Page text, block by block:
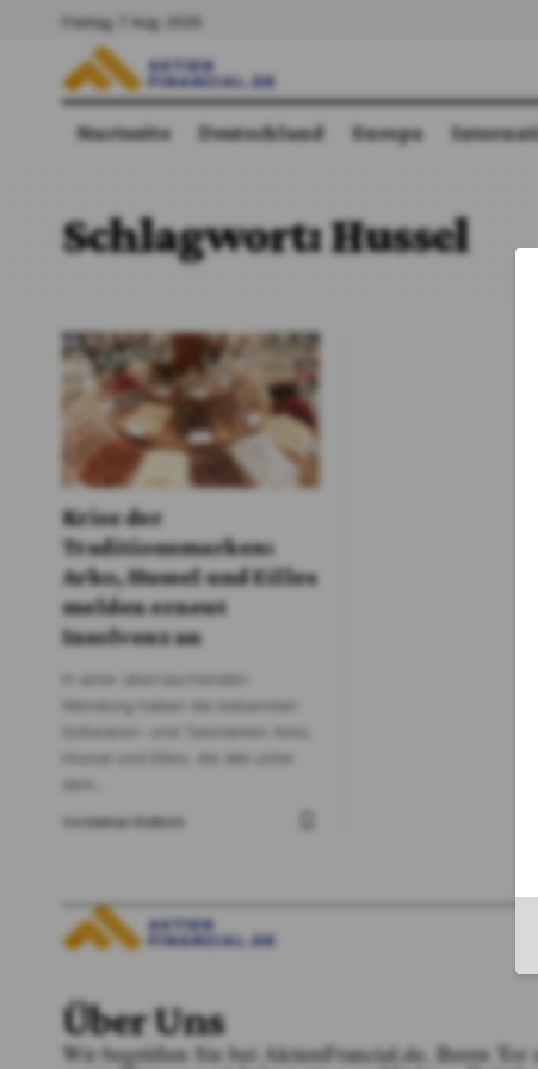
Freitag, 7 Aug. 2026
Startseite Deutschland Europa
Schlagwort:Hussel
Krise der
Traditionsmarken:
Arko, Hussel und Eilles
melden erneut
Insolvenz an
In einer überraschenden
Wendung haben die bekannten
Süßwaren- und Teemarken Arko,
Hussel und Eilles, die alle unter
dem
VonAdrian Kelbich
Über Uns
Wir begrüßen Sie bei AktienFrancial.de, Ihrem